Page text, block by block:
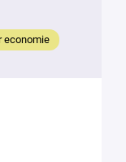
economie